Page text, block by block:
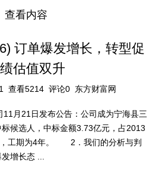
查看内容
订单爆发增长，转型促
估值双升
查看5214 评论0 东方财富网
21日发布公告：公司成为宁海县三
候选人，中标金额3.73亿元，占2013
，工期为4年。 2．我们的分析与判
增长态 ...